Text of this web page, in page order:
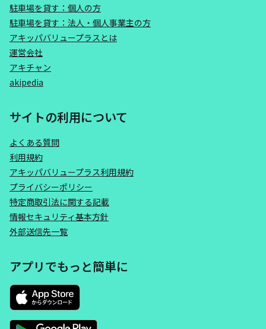
駐車場を貸す：個人の方
駐車場を貸す：法人・個人事業主の方
アキッパバリュープラスとは
運営会社
アキチャン
akipedia
サイトの利用について
よくある質問
利用規約
アキッパバリュープラス利用規約
プライバシーポリシー
特定商取引法に関する記載
情報セキュリティ基本方針
外部送信先一覧
アプリでもっと簡単に